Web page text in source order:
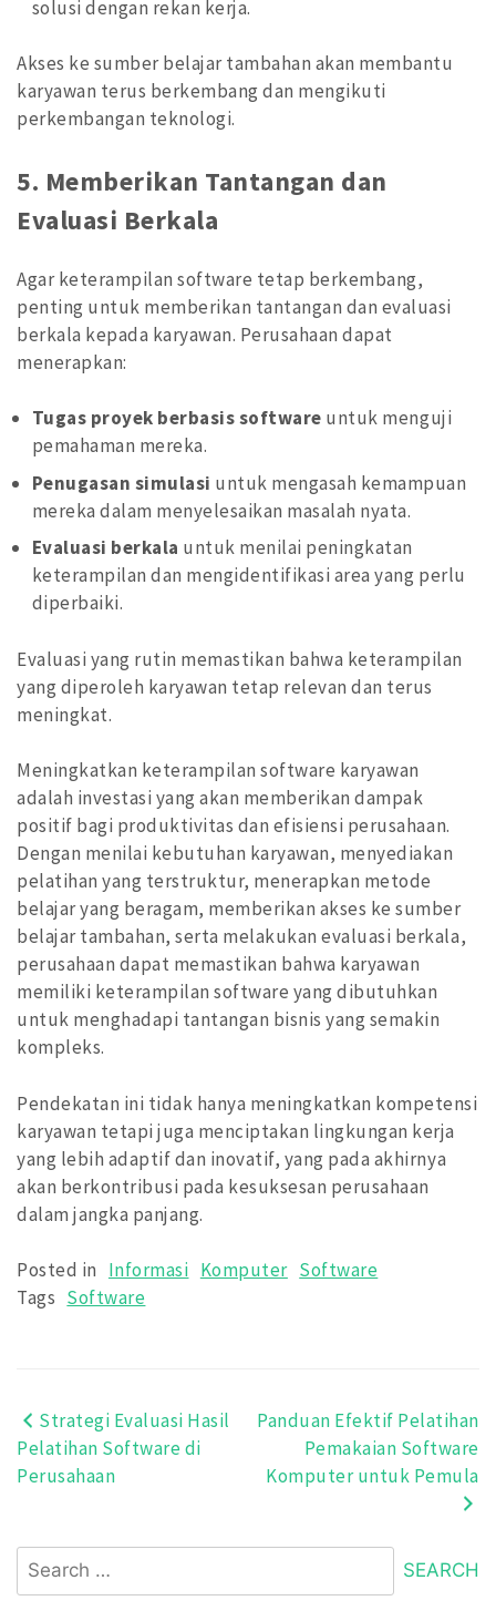
solusi dengan rekan kerja.
Akses ke sumber belajar tambahan akan membantu
karyawan terus berkembang dan mengikuti
perkembangan teknologi.
5. Memberikan Tantangan dan
Evaluasi Berkala
Agar keterampilan software tetap berkembang,
penting untuk memberikan tantangan dan evaluasi
berkala kepada karyawan. Perusahaan dapat
menerapkan:
Tugas proyek berbasis software untuk menguji
pemahaman mereka.
Penugasan simulasi untuk mengasah kemampuan
mereka dalam menyelesaikan masalah nyata.
Evaluasi berkala untuk menilai peningkatan
keterampilan dan mengidentifikasi area yang perlu
diperbaiki.
Evaluasi yang rutin memastikan bahwa keterampilan
yang diperoleh karyawan tetap relevan dan terus
meningkat.
Meningkatkan keterampilan software karyawan
adalah investasi yang akan memberikan dampak
positif bagi produktivitas dan efisiensi perusahaan.
Dengan menilai kebutuhan karyawan, menyediakan
pelatihan yang terstruktur, menerapkan metode
belajar yang beragam, memberikan akses ke sumber
belajar tambahan, serta melakukan evaluasi berkala,
perusahaan dapat memastikan bahwa karyawan
memiliki keterampilan software yang dibutuhkan
untuk menghadapi tantangan bisnis yang semakin
kompleks.
Pendekatan ini tidak hanya meningkatkan kompetensi
karyawan tetapi juga menciptakan lingkungan kerja
yang lebih adaptif dan inovatif, yang pada akhirnya
akan berkontribusi pada kesuksesan perusahaan
dalam jangka panjang.
Posted in Informasi Komputer Software
Tags Software
Post
navigation
Strategi Evaluasi Hasil
Pelatihan Software di
Perusahaan
Panduan Efektif Pelatihan
Pemakaian Software
Komputer untuk Pemula
Search
for: